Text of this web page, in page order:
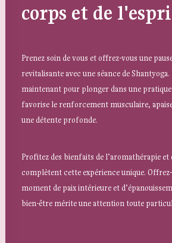
corps et de
Prenez soin de vous et offrez-vous une
revitalisante avec une séance de Shantyoga.
maintenant pour plonger dans une
favorise le renforcement musculaire,
une détente profonde.
Profitez des bienfaits de l’aromathérapie
complètent cette expérience unique.
moment de paix intérieure et
bien-être mérite une attention toute